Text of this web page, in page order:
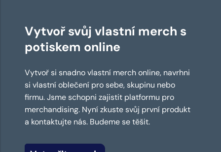
Vytvoř svůj vlastní merch s
potiskem online
Vytvoř si snadno vlastní merch online, navrhni
si vlastní oblečení pro sebe, skupinu nebo
firmu. Jsme schopni zajistit platformu pro
merchandising. Nyní zkuste svůj první produkt
a kontaktujte nás. Budeme se těšit.